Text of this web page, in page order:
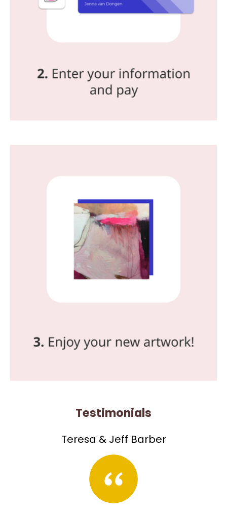
Testimonials
Teresa & Jeff Barber